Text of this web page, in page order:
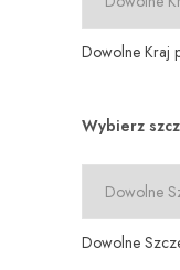
Dowolne Kraj
Wybierz
Dowolne